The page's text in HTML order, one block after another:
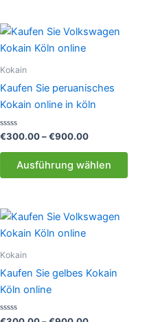
Kokain
Kaufen Sie peruanisches
Kokain online in köln
Bewertet
0
€300.00–€900.00Preisspanne:
bis
€900.00
Ausführung wählen
Kokain
Kaufen Sie gelbes Kokain
Köln online
Bewertet